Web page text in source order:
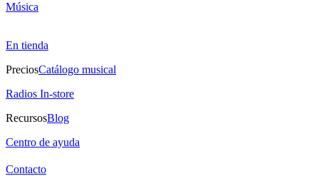
Música
En tienda
PreciosCatálogo musical
Radios In-store
RecursosBlog
Centro de ayuda
Contacto